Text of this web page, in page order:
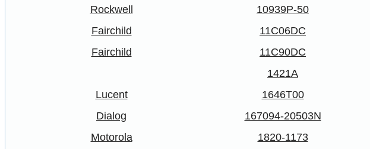
Rockwell
10939P-50
Fairchild
11C06DC
Fairchild
11C90DC
1421A
Lucent
1646T00
Dialog
167094-20503N
Motorola
1820-1173